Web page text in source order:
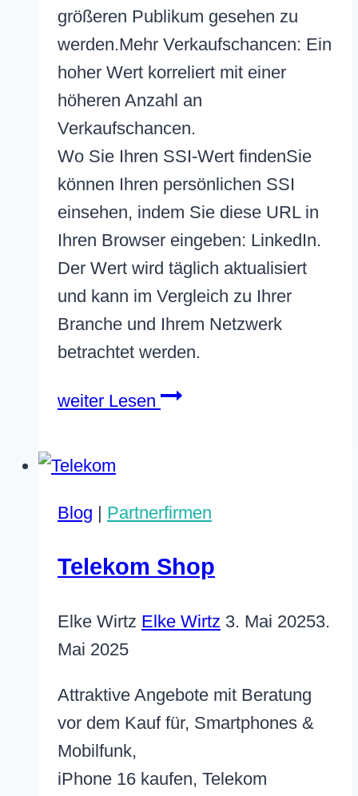
größeren Publikum gesehen zu
werden.Mehr Verkaufschancen: Ein
hoher Wert korreliert mit einer
höheren Anzahl an
Verkaufschancen.
Wo Sie Ihren SSI-Wert findenSie
können Ihren persönlichen SSI
einsehen, indem Sie diese URL in
Ihren Browser eingeben: LinkedIn.
Der Wert wird täglich aktualisiert
und kann im Vergleich zu Ihrer
Branche und Ihrem Netzwerk
betrachtet werden.
weiter Lesen SSI
bei
Blog | Partnerfirmen
Telekom Shop
Elke Wirtz Elke Wirtz 3. Mai 20253.
Mai 2025
Attraktive Angebote mit Beratung
vor dem Kauf für, Smartphones &
Mobilfunk,
iPhone 16 kaufen, Telekom